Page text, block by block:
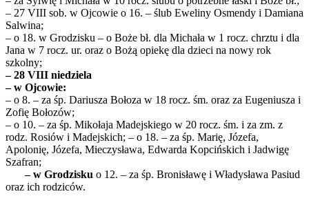
– 27 VIII sob. w Ojcowie o 16. – ślub Eweliny Osmendy i Damiana
Salwina;
– o 18. w Grodzisku – o Boże bł. dla Michała w 1 rocz. chrztu i dla
Jana w 7 rocz. ur. oraz o Bożą opiekę dla dzieci na nowy rok
szkolny;
– 28 VIII niedziela
– w Ojcowie:
– o 8. – za śp. Dariusza Bołoza w 18 rocz. śm. oraz za Eugeniusza i
Zofię Bołozów;
– o 10. – za śp. Mikołaja Madejskiego w 20 rocz. śm. i za zm. z
rodz. Rosiów i Madejskich; – o 18. – za śp. Marię, Józefa,
Apolonię, Józefa, Mieczysława, Edwarda Kopcińskich i Jadwigę
Szafran;
– w Grodzisku o 12. – za śp. Bronisławę i Władysława Pasiud
oraz ich rodziców.